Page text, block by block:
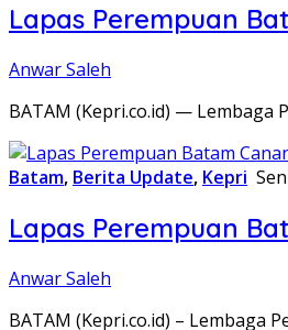
Lapas Perempuan
Anwar Saleh
BATAM (Kepri.co.id) — Lembaga
Batam, Berita Update, Kepri
Lapas Perempuan
Anwar Saleh
BATAM (Kepri.co.id) – Lembaga